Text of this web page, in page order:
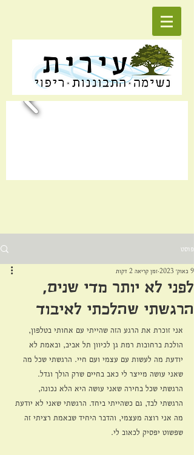
פוסט
לפני לא יותר מדי שנים,
הרגשתי שהלכתי לאיבוד
9 באוק׳ 2023 זמן קריאה 2 דקות
אני זוכרת את הרגע הזה שהייתי עם אחותי בטלפון,
הולכת ברחובות רמת גן לכיוון תל אביב, ובאמת לא
יודעת מה לעשות עם עצמי ועם חיי. הרגשתי שכל מה
שאני עושה מייצר לי כאב בחיים שרק הולך וגדל.
הרגשתי שכל בחירה שאני עושה היא הלא נכונה,
הרגשתי לבד, גם כשהייתי ביחד. הרגשתי שאני לא יודעת
מה אני רוצה מעצמי, והדבר היחיד שבאמת רציתי זה
שפשוט יפסיק לכאוב לי.